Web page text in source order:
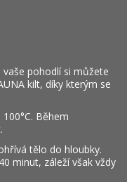
pohodlí si můžete
kilt, díky kterým se
Během
tělo do hloubky.
minut, záleží však vždy